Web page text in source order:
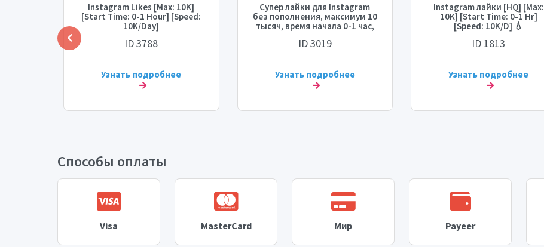
Instagram Likes [Max: 10K]
[Start Time: 0-1 Hour] [Speed:
10K/Day]
ID 3788
Узнать подробнее
Супер лайки для Instagram
без пополнения, максимум 10
тысяч, время начала 0-1 час,
ID 3019
Узнать подробнее
Instagram лайки [HQ] [Max:
10K] [Start Time: 0-1 Hr]
[Speed: 10K/D] 💧
ID 1813
Узнать подробнее
Способы оплаты
Visa MasterCard Мир Payeer